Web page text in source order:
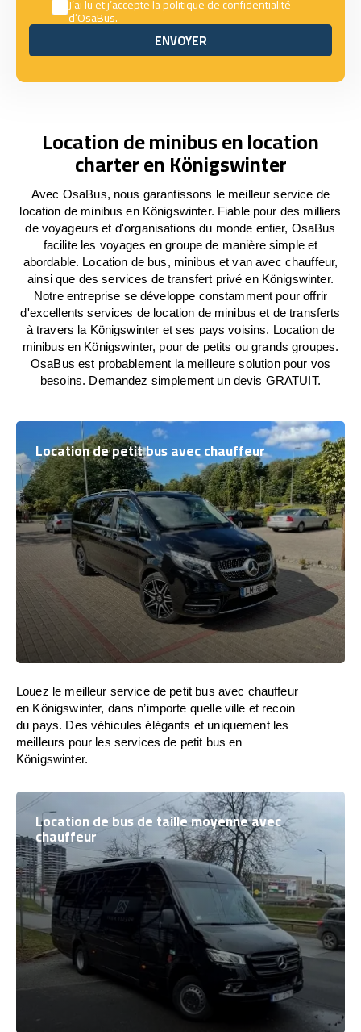
J’ai lu et j’accepte lapolitique de confidentialité
d’OsaBus.
ENVOYER
ENVOYER
Location de minibus en location
charter en Königswinter
Avec OsaBus, nous garantissons le meilleur service de
location de minibus en Königswinter. Fiable pour des milliers
de voyageurs et d'organisations du monde entier, OsaBus
facilite les voyages en groupe de manière simple et
abordable. Location de bus, minibus et van avec chauffeur,
ainsi que des services de transfert privé en Königswinter.
Notre entreprise se développe constamment pour offrir
d'excellents services de location de minibus et de transferts
à travers la Königswinter et ses pays voisins. Location de
minibus en Königswinter, pour de petits ou grands groupes.
OsaBus est probablement la meilleure solution pour vos
besoins. Demandez simplement un devis GRATUIT.
Location de petit bus avec chauffeur
Louez le meilleur service de petit bus avec chauffeur
en Königswinter, dans n’importe quelle ville et recoin
du pays. Des véhicules élégants et uniquement les
meilleurs pour les services de petit bus en
Königswinter.
Location de bus de taille moyenne avec
chauffeur